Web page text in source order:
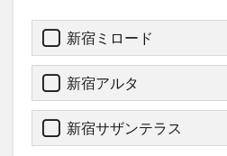
新宿ミロード
新宿アルタ
新宿サザンテラス